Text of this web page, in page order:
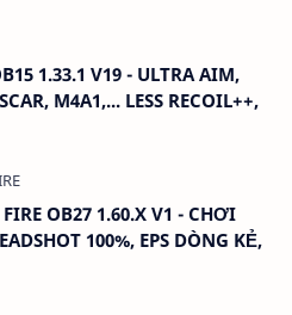
1.33.1 V19 - ULTRA AIM,
M4A1,... LESS RECOIL++,
OB27 1.60.X V1 - CHƠI
100%, EPS DÒNG KẺ,